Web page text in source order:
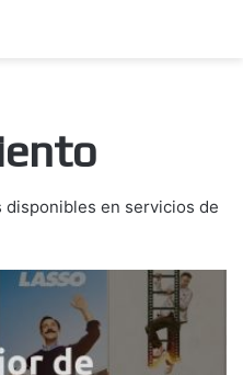
disponibles en servicios de